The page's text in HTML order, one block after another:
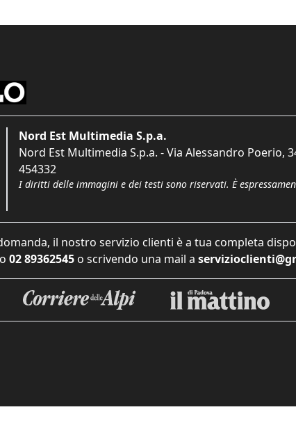
Nord Est Multimedia S.p.a.
Nord Est Multimedia S.p.a. - Via Alessandro Poerio,
454332
I diritti delle immagini e dei testi sono riservati. È
il nostro servizio clienti è a tua completa
02 89362545 o scrivendo una mail a